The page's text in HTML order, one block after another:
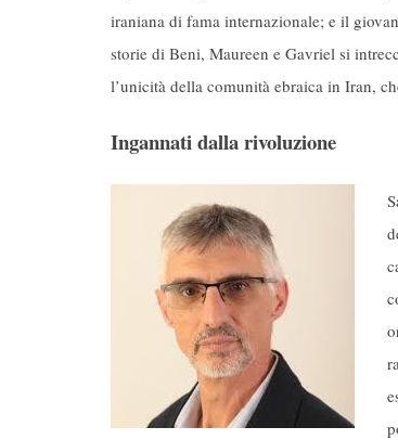
iraniana di fama internazionale; e il
storie di Beni, Maureen e Gavriel si
l’unicità della comunità ebraica in Iran,
Ingannati dalla rivoluzione